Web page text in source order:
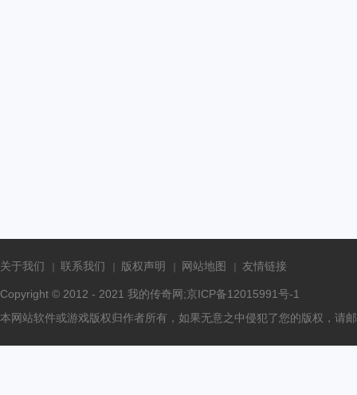
关于我们 联系我们 版权声明 网站地图 友情链接
Copyright © 2012 - 2021 我的传奇网;京ICP备12015991号-1
本网站软件或游戏版权归作者所有，如果无意之中侵犯了您的版权，请